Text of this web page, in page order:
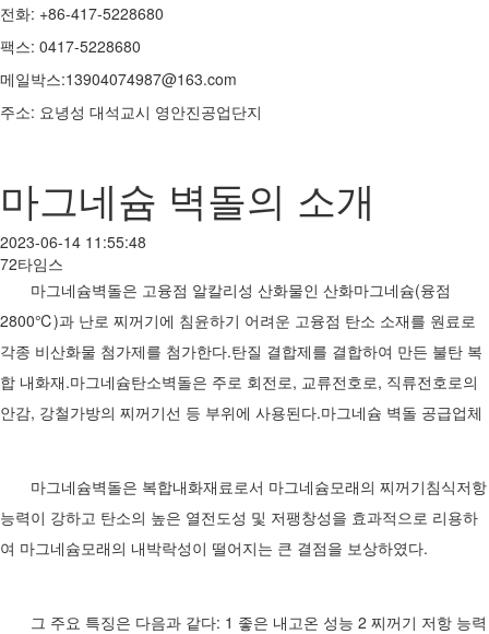
전화: +86-417-5228680
팩스: 0417-5228680
메일박스:13904074987@163.com
주소: 요녕성 대석교시 영안진공업단지
마그네슘 벽돌의 소개
2023-06-14 11:55:48
72타임스
마그네슘벽돌은 고융점 알칼리성 산화물인 산화마그네슘(융점
2800℃)과 난로 찌꺼기에 침윤하기 어려운 고융점 탄소 소재를 원료로
각종 비산화물 첨가제를 첨가한다.탄질 결합제를 결합하여 만든 불탄 복
합 내화재.마그네슘탄소벽돌은 주로 회전로, 교류전호로, 직류전호로의
안감, 강철가방의 찌꺼기선 등 부위에 사용된다.마그네슘 벽돌 공급업체
마그네슘벽돌은 복합내화재료로서 마그네슘모래의 찌꺼기침식저항
능력이 강하고 탄소의 높은 열전도성 및 저팽창성을 효과적으로 리용하
여 마그네슘모래의 내박락성이 떨어지는 큰 결점을 보상하였다.
그 주요 특징은 다음과 같다: 1 좋은 내고온 성능 2 찌꺼기 저항 능력